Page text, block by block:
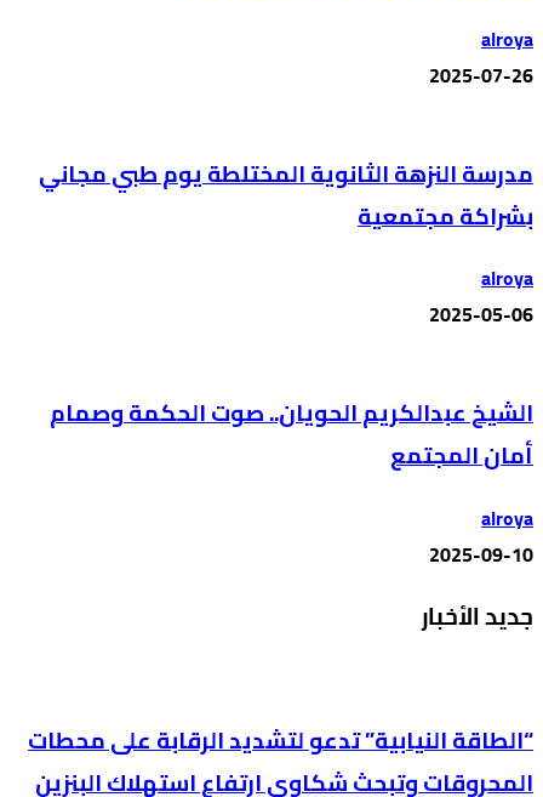
alroya
2025-07-26
مدرسة النزهة الثانوية المختلطة يوم طبي مجاني
بشراكة مجتمعية
alroya
2025-05-06
الشيخ عبدالكريم الحويان.. صوت الحكمة وصمام
أمان المجتمع
alroya
2025-09-10
جديد الأخبار
“الطاقة النيابية” تدعو لتشديد الرقابة على محطات
المحروقات وتبحث شكاوى ارتفاع استهلاك البنزين